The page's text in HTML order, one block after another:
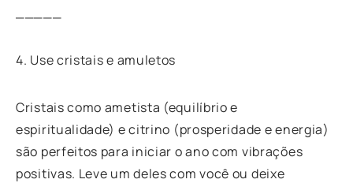
4. Use cristais e amuletos
Cristais como ametista (equilíbrio e
espiritualidade) e citrino (prosperidade e energia)
são perfeitos para iniciar o ano com vibrações
positivas. Leve um deles com você ou deixe